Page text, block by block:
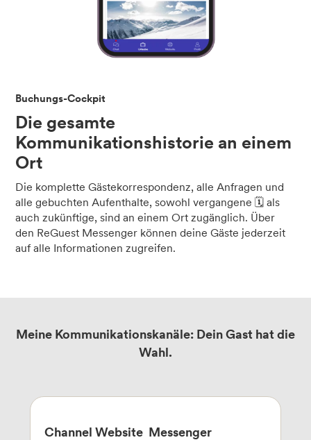
Buchungs-Cockpit
Die gesamte
Kommunikationshistorie an einem
Ort
Die komplette Gästekorrespondenz, alle Anfragen und
alle gebuchten Aufenthalte, sowohl vergangene 🗓️ als
auch zukünftige, sind an einem Ort zugänglich. Über
den ReGuest Messenger können deine Gäste jederzeit
auf alle Informationen zugreifen.
Meine Kommunikationskanäle: Dein Gast hat die
Wahl.
Channel Website Messenger